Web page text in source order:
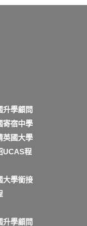
升學顧問
寄宿中學
英國大學
UCAS程
大學銜接
升學顧問